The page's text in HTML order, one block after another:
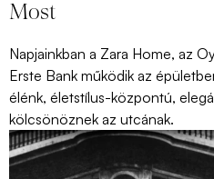
Most
Napjainkban a Zara Home, az
Erste Bank működik az
élénk, életstílus-központú,
kölcsönöznek az utcának.